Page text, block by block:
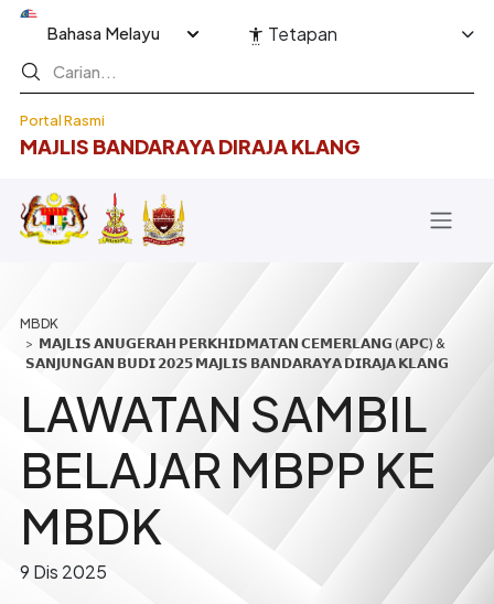
Langkau ke kandungan utama
Portal Rasmi
MAJLIS BANDARAYA DIRAJA KLANG
Select your language Tetapan
Breadcrumb
𝗠𝗔𝗝𝗟𝗜𝗦 𝗔𝗡𝗨𝗚𝗘𝗥𝗔𝗛 𝗣𝗘𝗥𝗞𝗛𝗜𝗗𝗠𝗔𝗧𝗔𝗡 𝗖𝗘𝗠𝗘𝗥𝗟𝗔𝗡𝗚 (𝗔𝗣𝗖) &
𝗦𝗔𝗡𝗝𝗨𝗡𝗚𝗔𝗡 𝗕𝗨𝗗𝗜 𝟮𝟬𝟮𝟱 𝗠𝗔𝗝𝗟𝗜𝗦 𝗕𝗔𝗡𝗗𝗔𝗥𝗔𝗬𝗔 𝗗𝗜𝗥𝗔𝗝𝗔 𝗞𝗟𝗔𝗡𝗚
LAWATAN SAMBIL
BELAJAR MBPP KE
MBDK
9 Dis 2025